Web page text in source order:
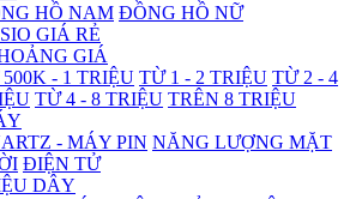
HỒ NAM ĐỒNG HỒ NỮ
GIÁ RẺ
GIÁ
- 1 TRIỆU TỪ 1 - 2 TRIỆU TỪ 2 - 4
TỪ 4 - 8 TRIỆU TRÊN 8 TRIỆU
- MÁY PIN NĂNG LƯỢNG MẶT
ĐIỆN TỬ
DÂY